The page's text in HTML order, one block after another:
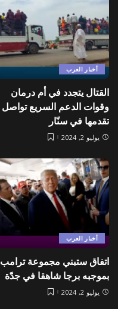
أخبار العرب
القتال يتجدد في أم درمان
وقوات الدعم السريع تواصل
تقدمها في سنّار
يوليو 2, 2024
أخبار العرب
اتفاق ستبني مجموعة ترامب
بموجبه برجا شاهقا في جدّة
يوليو 2, 2024